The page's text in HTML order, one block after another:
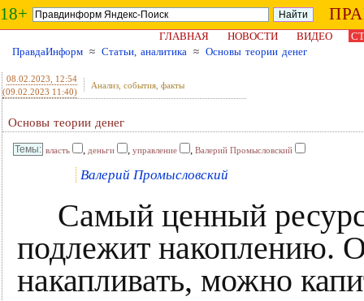
18+
ГЛАВНАЯ НОВОСТИ ВИДЕО
ПравдаИнформ ≈ Статьи, аналитика ≈ Основы теории денег
08.02.2023 , 12:54
(09.02.2023 11:40)
Анализ, события, факты
Основы теории денег
власть , деньги , управление , Валерий Промысловский
Валерий Промысловский
Самый ценный ресурс
подлежит накоплению.
накапливать, можно